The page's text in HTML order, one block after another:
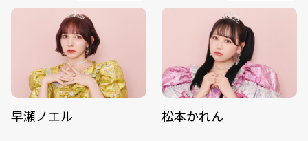
早瀬ノエル 松本かれん